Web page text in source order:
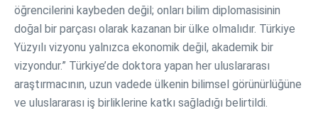
öğrencilerini kaybeden değil; onları bilim diplomasisinin
doğal bir parçası olarak kazanan bir ülke olmalıdır. Türkiye
Yüzyılı vizyonu yalnızca ekonomik değil, akademik bir
vizyondur.” Türkiye’de doktora yapan her uluslararası
araştırmacının, uzun vadede ülkenin bilimsel görünürlüğüne
ve uluslararası iş birliklerine katkı sağladığı belirtildi.